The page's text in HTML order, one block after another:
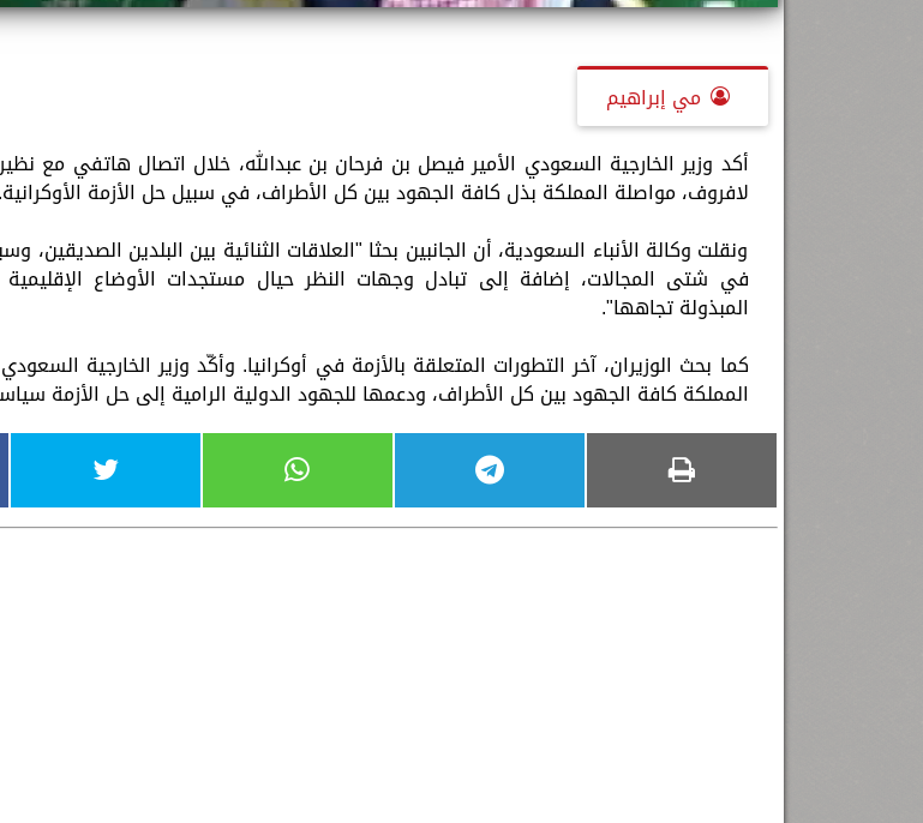
مي إبراهيم
أكد وزير الخارجية السعودي الأمير فيصل بن فرحان بن عبدالله، خلال اتصال هاتفي مع
لافروف، مواصلة المملكة بذل كافة الجهود بين كل الأطراف، في سبيل حل الأزمة الأوكرانية.
ونقلت وكالة الأنباء السعودية، أن الجانبين بحثا "العلاقات الثنائية بين البلدين الصديقين،
في شتى المجالات، إضافة إلى تبادل وجهات النظر حيال مستجدات الأوضاع الإقليمية
المبذولة تجاهها".
كما بحث الوزيران، آخر التطورات المتعلقة بالأزمة في أوكرانيا. وأكّد وزير الخارجية
المملكة كافة الجهود بين كل الأطراف، ودعمها للجهود الدولية الرامية إلى حل الأزمة